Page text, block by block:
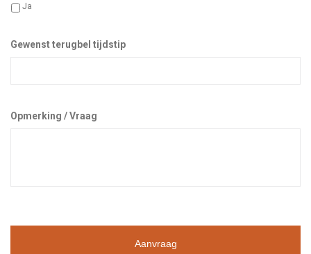
Ja
Gewenst terugbel tijdstip
Opmerking / Vraag